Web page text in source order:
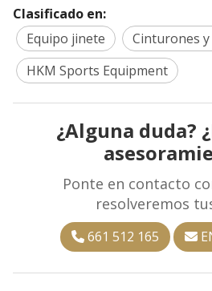
Clasificado en:
Equipo jinete
Cinturones
HKM Sports Equipment
¿Alguna duda?
Ponte en contacto
resolveremos
661 512 165